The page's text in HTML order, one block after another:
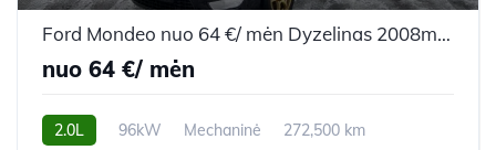
Ford Mondeo nuo 64 €/ mėn Dyzelinas 2008m. Hečbekas Mechaninė
nuo 64 €/ mėn
2.0L 96kW Mechaninė
272,500 km